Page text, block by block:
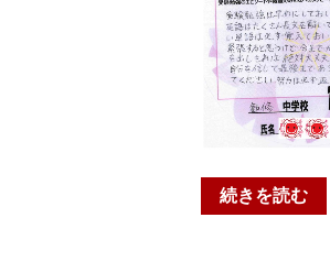
“西
山
続きを読む